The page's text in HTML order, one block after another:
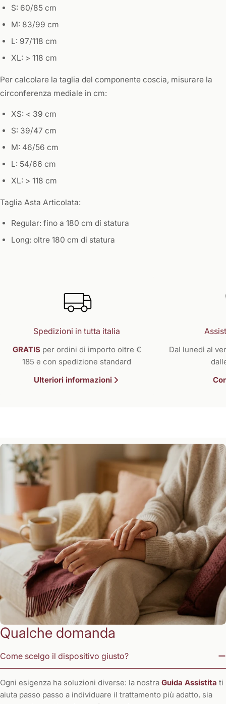
S: 60/85 cm
M: 83/99 cm
L: 97/118 cm
XL: > 118 cm
Per calcolare la taglia del componente coscia, misurare la
circonferenza mediale in cm:
XS: < 39 cm
S: 39/47 cm
M: 46/56 cm
L: 54/66 cm
XL: > 118 cm
Taglia Asta Articolata:
Regular: fino a 180 cm di statura
Long: oltre 180 cm di statura
Spedizioni in tutta italia
GRATIS per ordini di importo oltre €
185 e con spedizione standard
Ulteriori informazioni
Dal lunedì al
Qualche domanda
Come scelgo il dispositivo giusto?
Ogni esigenza ha soluzioni diverse: la nostra Guida Assistita ti
aiuta passo passo a individuare il trattamento più adatto, sia